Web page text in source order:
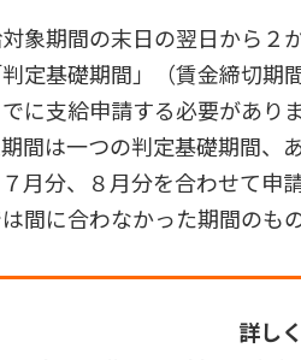
象期間の末日の翌日から２
定基礎期間」（賃金締切期
に支給申請する必要がありま
間は一つの判定基礎期間、
月分、８月分を合わせて申
間に合わなかった期間のも
詳し